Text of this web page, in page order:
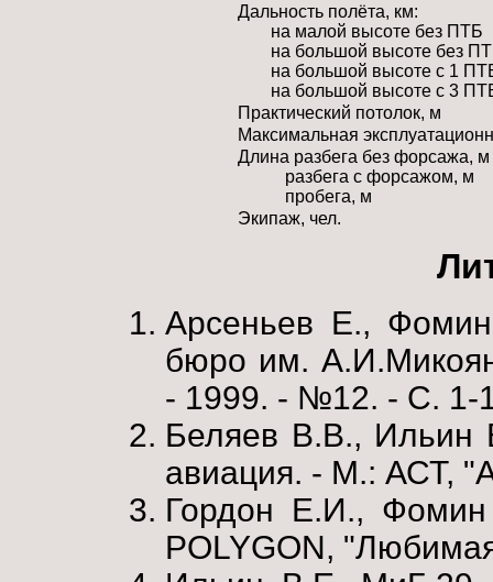
Дальность полёта, км:
на малой высоте без ПТБ
на большой высоте без
на большой высоте с 1
на большой высоте с 3
Практический потолок, м
Максимальная
Длина разбега без форсажа, м
разбега с форсажом, м
пробега, м
Экипаж, чел.
Арсеньев Е., Фомин
бюро им.
- 1999. - №12. - С. 1-
Беляев В.В., Ильин
авиация. - М.: АСТ,
Гордон Е.И.,
POLYGON,